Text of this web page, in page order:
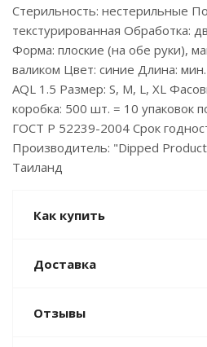
Стерильность: нестерильные
текстурированная Обработка:
Форма: плоские (на обе руки),
валиком Цвет: синие Длина:
AQL 1.5 Размер: S, M, L, XL
коробка: 500 шт. = 10 упаковок
ГОСТ Р 52239-2004 Срок
Производитель: "Dipped
Таиланд
Как купить
Доставка
Отзывы